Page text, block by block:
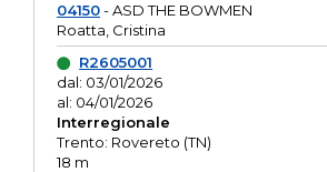
04150- ASD THE BOWMEN
Roatta, Cristina
R2605001
dal: 03/01/2026
al: 04/01/2026
Interregionale
Trento: Rovereto (TN)
18 m